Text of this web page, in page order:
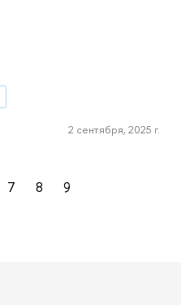
2 сентября, 2025 г.
7 8 9